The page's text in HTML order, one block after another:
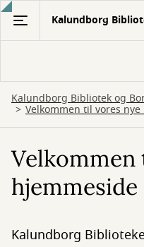
Gå
hovedindhold
Kalundborg
Kalundborg Bibliotek og
Velkommen til vores
Velkommen
hjemmeside
Kalundborg